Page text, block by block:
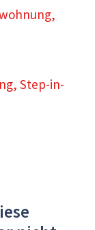
,
, Step-in-